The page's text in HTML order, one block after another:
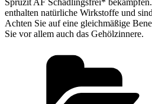
enthalten natürliche Wirkstoffe und
Achten Sie auf eine gleichmäßige
Sie vor allem auch das Gehölzinnere.